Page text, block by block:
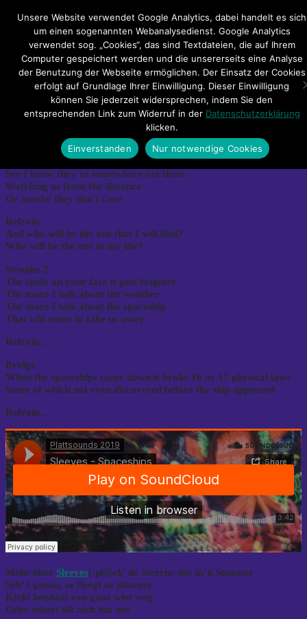
Impressum Datenschutzerklärung
Teilnahmebedingungen
Sitemap
Kontakt
[:de]Sleeves – Spaceships[:pl]Sleeves
– Ruumschipps[:]
[:de]See the stars in the summer
See I know they’re somewhere out there
Watching us from the distance
Or maybe they don’t care
Refrain
And who will be the one that I will find?
Who will be the one in my life?
Strophe 2
The smile on your face it gets brighter
The more I talk about the weather
The more I talk about the spaceship
That will come to take us away
Refrain…
Bridge
When the spaceships came down it broke 16 or 17 physical laws
Some of which not even discovered before the ship appeared
Refrain…
Mehr über Sleeves[:pl]Seh’ de Steerns dor in’n Sömmer
Seh’ t genau, se fleegt as jümmer
Kiekt hendaal von ganz wiet weg
Oder schert sik nich üm uns
Hauptmenü
Unsere Website verwendet Google Analytics, dabei handelt es sich
um einen sogenannten Webanalysedienst. Google Analytics
verwendet sog. „Cookies“, das sind Textdateien, die auf Ihrem
Computer gespeichert werden und die unsererseits eine Analyse
der Benutzung der Webseite ermöglichen. Der Einsatz der Cookies
erfolgt auf Grundlage Ihrer Einwilligung. Dieser Einwilligung
können Sie jederzeit widersprechen, indem Sie den
entsprechenden Link zum Widerruf in der Datenschutzerklärung
klicken.
Einverstanden
Nur notwendige Cookies